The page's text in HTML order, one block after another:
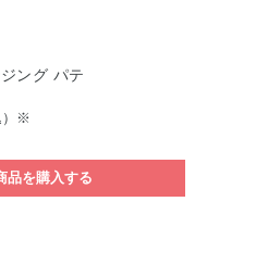
ング パテ
）※
品を購入する